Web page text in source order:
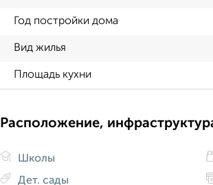
Год постройки дома
Вид жилья
Площадь кухни
Расположение,
Школы
Дет. сады